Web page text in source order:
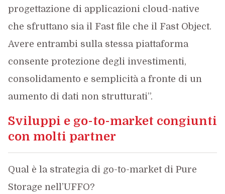
progettazione di applicazioni cloud-native
che sfruttano sia il Fast file che il Fast Object.
Avere entrambi sulla stessa piattaforma
consente protezione degli investimenti,
consolidamento e semplicità a fronte di un
aumento di dati non strutturati”.
Sviluppi e go-to-market congiunti
con molti partner
Qual è la strategia di go-to-market di Pure
Storage nell’UFFO?